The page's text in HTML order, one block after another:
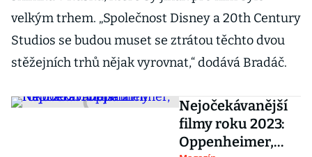
velkým trhem. „Společnost Disney a 20th Century
Studios se budou muset se ztrátou těchto dvou
stěžejních trhů nějak vyrovnat,“ dodává Bradáč.
Nejočekávanější
filmy roku 2023:
Oppenheimer,